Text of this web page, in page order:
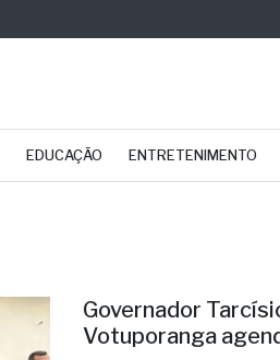
EDUCAÇÃO ENTRETENIMENTO
Governador
Votuporanga